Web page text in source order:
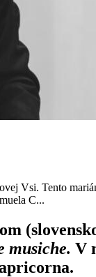
Vsi. Tento
C...
musiche. V